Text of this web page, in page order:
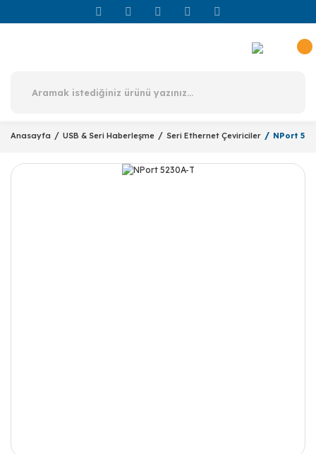
Anasayfa USB & Seri Haberleşme Seri Ethernet Çeviriciler NPort